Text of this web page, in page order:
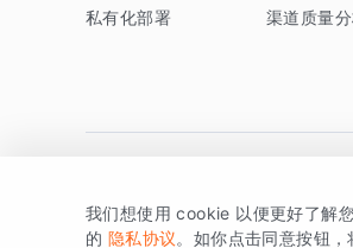
私有化部署
渠道质量
版权所有 © 北京易数科技有限公司
我们想使用 cookie 以便更好了解
的 隐私协议。如你点击同意按钮